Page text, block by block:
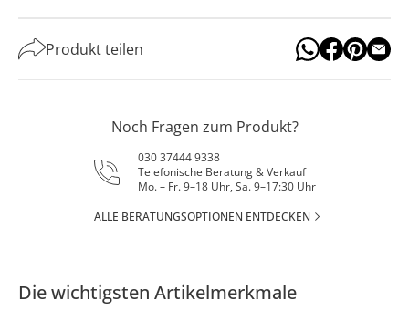
Produkt teilen
Noch Fragen zum Produkt?
030 37444 9338
Telefonische Beratung & Verkauf
Mo. – Fr. 9–18 Uhr, Sa. 9–17:30 Uhr
ALLE BERATUNGSOPTIONEN ENTDECKEN
Die wichtigsten Artikelmerkmale